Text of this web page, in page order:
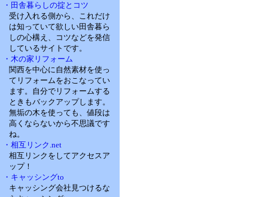
・田舎暮らしの掟とコツ
受け入れる側から、これだけ
は知っていて欲しい田舎暮ら
しの心構え、コツなどを発信
しているサイトです。
・木の家リフォーム
関西を中心に自然素材を使っ
てリフォームをおこなってい
ます。自分でリフォームする
ときもバックアップします。
無垢の木を使っても、値段は
高くならないから不思議です
ね。
・相互リンク.net
相互リンクをしてアクセスア
ップ！
・キャッシングto
キャッシング会社見つけるな